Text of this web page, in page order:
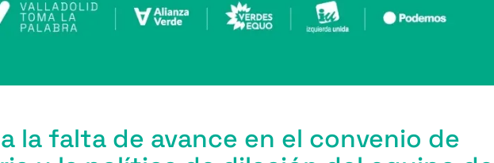
la falta de avance en el convenio de